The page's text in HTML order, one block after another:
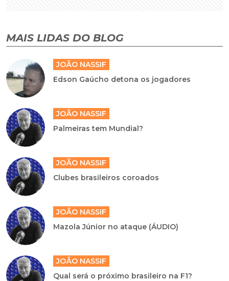
MAIS LIDAS DO BLOG
JOÃO NASSIF
Edson Gaúcho detona os jogadores
JOÃO NASSIF
Palmeiras tem Mundial?
JOÃO NASSIF
Clubes brasileiros coroados
JOÃO NASSIF
Mazola Júnior no ataque (ÁUDIO)
JOÃO NASSIF
Qual será o próximo brasileiro na F1?